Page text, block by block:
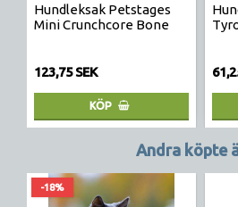
Hundleksak Petstages
Mini Crunchcore Bone
123,75 SEK
KÖP
Andra köpte
-18%